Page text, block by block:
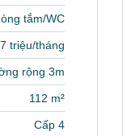
tắm/WC
triệu/tháng
rộng 3m
112 m²
Cấp 4